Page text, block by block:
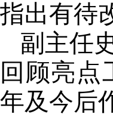
指出有
副主任
回顾亮点
年及今后